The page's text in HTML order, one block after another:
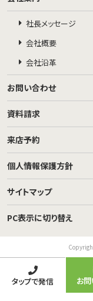
タップで発信 お
社長メッセージ
会社概要
会社沿革
お問い合わせ
資料請求
来店予約
個人情報保護方針
サイトマップ
PC表示に切り替え